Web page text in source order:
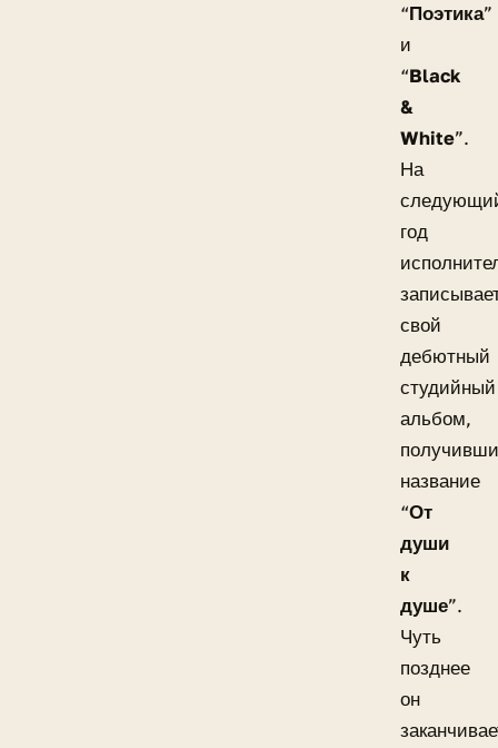
“Поэтика”
и
“Black
&
White”.
На
год
свой
дебютный
студийный
альбом,
название
“От
души
к
душе”.
Чуть
позднее
он